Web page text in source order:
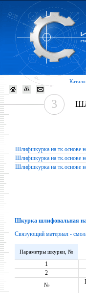
3
Шлифшкурка на тк.основе
Шлифшкурка на тк.основе
Шлифшкурка на
Шкурка шлифовальная на
Связующий материал -
Параметры шкурки, №
1
2
№